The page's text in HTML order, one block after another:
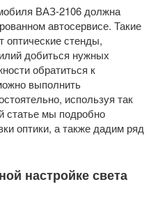
ВАЗ-2106 должна
автосервисе. Такие
оптические стенды,
добиться нужных
обратиться к
выполнить
используя так
статье мы подробно
оптики, а также дадим ряд
настройке света